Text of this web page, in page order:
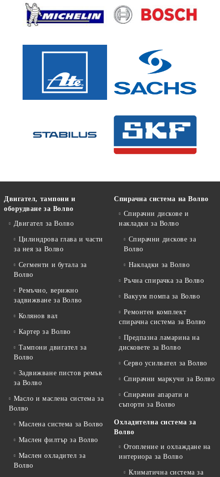
Двигател, тампони и
оборудване за Волво
Двигател за Волво
Цилиндрова глава и части
за нея за Волво
Сегменти и бутала за
Волво
Ремъчно, верижно
задвижване за Волво
Колянов вал
Картер за Волво
Тампони двигател за
Волво
Задвижване пистов ремък
за Волво
Масло и маслена система за
Волво
Маслена система за Волво
Маслен филтър за Волво
Маслен охладител за
Волво
Спирачна система на Волво
Спирачни дискове и
накладки за Волво
Спирачни дискове за
Волво
Накладки за Волво
Ръчна спирачка за Волво
Вакуум помпа за Волво
Ремонтен комплект
спирачна система за Волво
Предпазна ламарина на
дисковете за Волво
Серво усилвател за Волво
Спирачни маркучи за Волво
Спирачни апарати и
съпорти за Волво
Охладителна система за
Волво
Отопление и охлаждане на
интериора за Волво
Климатична система за